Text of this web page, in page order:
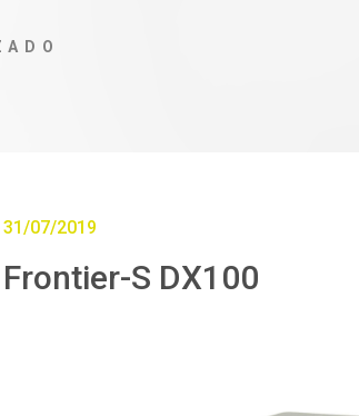
31/07/2019
Frontier-S DX100